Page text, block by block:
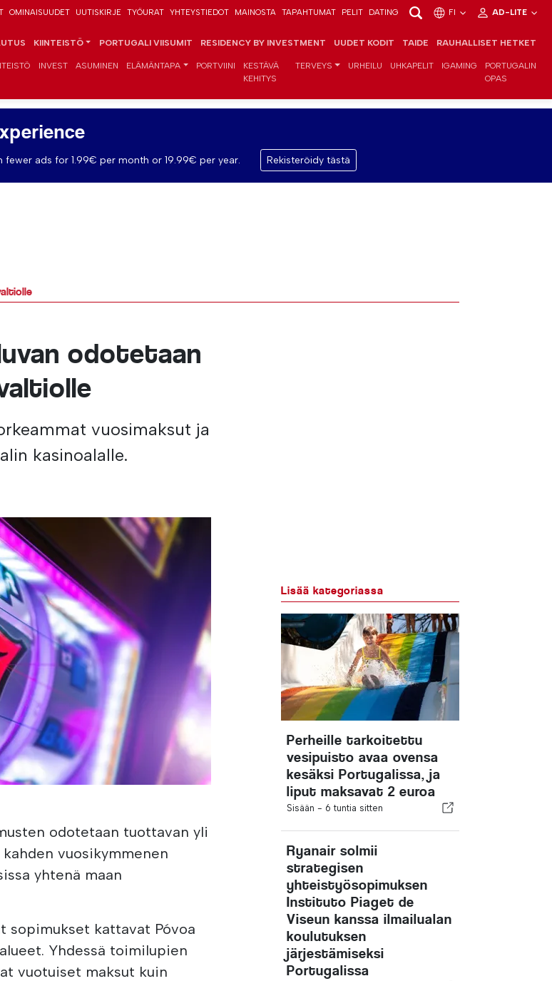
OMINAISUUDET UUTISKIRJE TYÖURAT YHTEYSTIEDOT MAINOSTA TAPAHTUMAT PELIT DATING FI AD-LITE
KIINTEISTÖ PORTUGALI VIISUMIT RESIDENCY BY INVESTMENT UUDET KODIT TAIDE RAUHALLISET HETKET
INVEST ASUMINEN ELÄMÄNTAPA PORTVIINI
KESTÄVÄ
KEHITYS
TERVEYS URHEILU UHKAPELIT IGAMING
PORTUGALIN
OPAS
fewer ads for 1.99€ per month or 19.99€ per year. Rekisteröidy tästä
odotetaan
vuosimaksut ja
kasinoalalle.
odotetaan tuottavan yli
vuosikymmenen
yhtenä maan
sopimukset kattavat Póvoa
Yhdessä toimilupien
vuotuiset maksut kuin
Lisää kategoriassa
Perheille tarkoitettu
vesipuisto avaa ovensa
kesäksi Portugalissa, ja
liput maksavat 2 euroa
Sisään - 6 tuntia sitten
Ryanair solmii
strategisen
yhteistyösopimuksen
Instituto Piaget de
Viseun kanssa ilmailualan
koulutuksen
järjestämiseksi
Portugalissa